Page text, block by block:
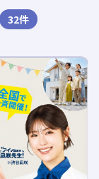
32件
AQURA
木育フ
廃材ア
国のア
究にも